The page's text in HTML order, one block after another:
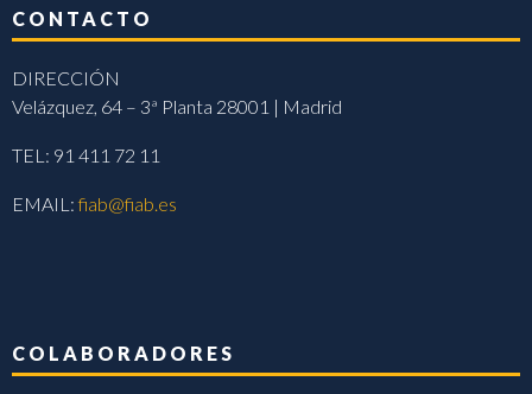
CONTACTO
DIRECCIÓN
Velázquez, 64 – 3ª Planta 28001 | Madrid
TEL: 91 411 72 11
EMAIL:fiab@fiab.es
COLABORADORES